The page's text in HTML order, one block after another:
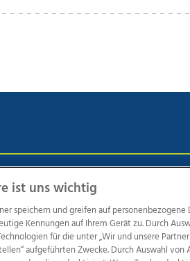
Kontakt
ist uns wichtig
speichern und greifen auf personenbezogene
Kennungen auf Ihrem Gerät zu. Durch
für die unter „Wir und unsere
aufgeführten Zwecke. Durch Auswahl von